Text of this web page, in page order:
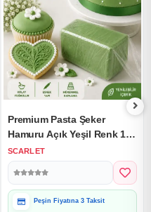
Premium Pasta Şeker
Hamuru Açık Yeşil Renk 1
Kg.
SCARLET
Hediye Paketine Uygun